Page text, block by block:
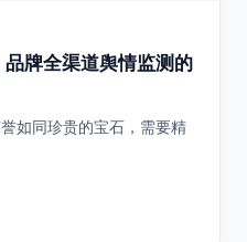
牌全渠道舆情监测的
如同珍贵的宝石，需要精